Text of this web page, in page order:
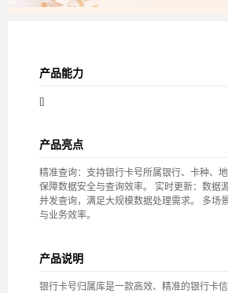
产品能力
[]
产品亮点
精准查询：支持银行卡号所属银行、卡种、
保障数据安全与查询效率。 实时更新：数据
并发查询，满足大规模数据处理需求。 多场
与业务效率。
产品说明
银行卡号归属库是一款高效、精准的银行卡